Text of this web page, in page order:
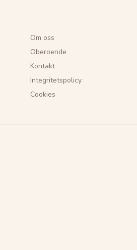
Om oss
Oberoende
Kontakt
Integritetspolicy
Cookies